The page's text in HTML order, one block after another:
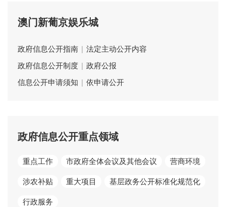
澳门新葡京娱乐城
政府信息公开指南 | 法定主动公开内容
政府信息公开制度 | 政府公报
信息公开申请须知 | 依申请公开
政府信息公开重点领域
重点工作 市政府全体会议及其他会议 营商环境
涉农补贴 重大项目 基层政务公开标准化规范化
行政服务